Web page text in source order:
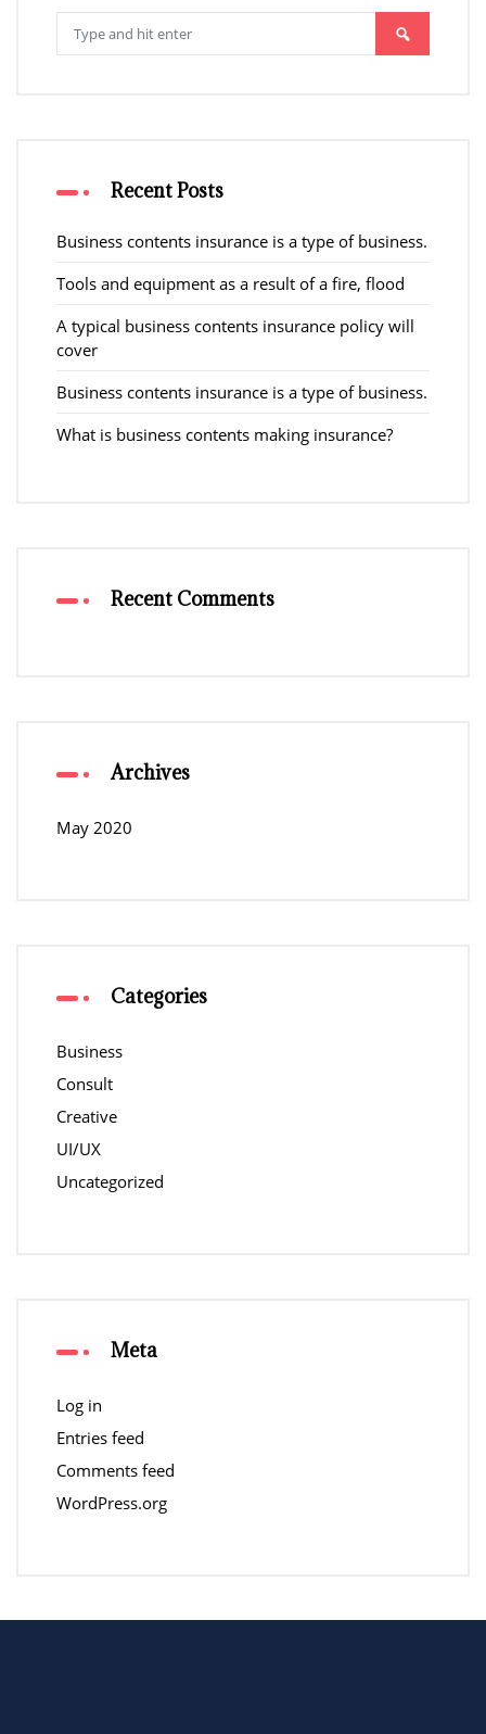
Recent Posts
Business contents insurance is a type of business.
Tools and equipment as a result of a fire, flood
A typical business contents insurance policy will
cover
Business contents insurance is a type of business.
What is business contents making insurance?
Recent Comments
Archives
May 2020
Categories
Business
Consult
Creative
UI/UX
Uncategorized
Meta
Log in
Entries feed
Comments feed
WordPress.org